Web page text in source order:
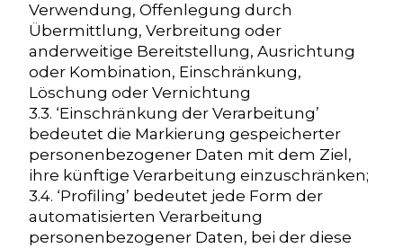
Verwendung, Offenlegung durch
Übermittlung, Verbreitung oder
anderweitige Bereitstellung, Ausrichtung
oder Kombination, Einschränkung,
Löschung oder Vernichtung
3.3. ‘Einschränkung der Verarbeitung’
bedeutet die Markierung gespeicherter
personenbezogener Daten mit dem Ziel,
ihre künftige Verarbeitung einzuschränken;
3.4. ‘Profiling’ bedeutet jede Form der
automatisierten Verarbeitung
personenbezogener Daten, bei der diese